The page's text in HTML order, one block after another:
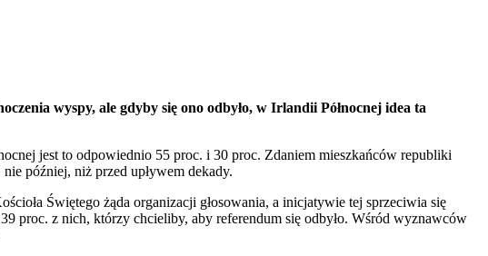
wyspy, ale gdyby się ono odbyło, w Irlandii Północnej idea ta
jest to odpowiednio 55 proc. i 30 proc. Zdaniem mieszkańców republiki
później, niż przed upływem dekady.
Świętego żąda organizacji głosowania, a inicjatywie tej sprzeciwia się
proc. z nich, którzy chcieliby, aby referendum się odbyło. Wśród wyznawców